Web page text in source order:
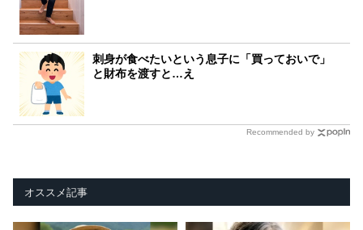
刺身が食べたいという息子に「買っておいで」
と財布を渡すと…え
Recommended by
オススメ記事